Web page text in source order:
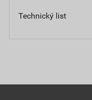
Technický list